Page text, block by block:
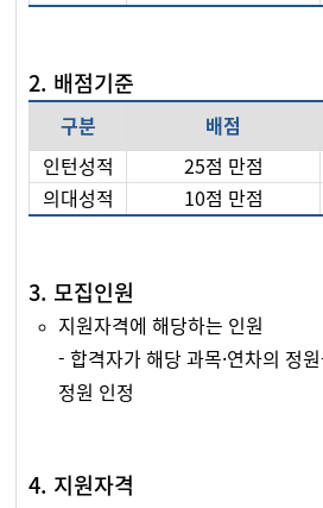
2. 배점기준
구분 배점
인턴성적
25점 만점
의대성적
10점 만점
3. 모집인원
지원자격에 해당하는 인원
- 합격자가 해당 과목·연차의 정
정원 인정
4. 지원자격